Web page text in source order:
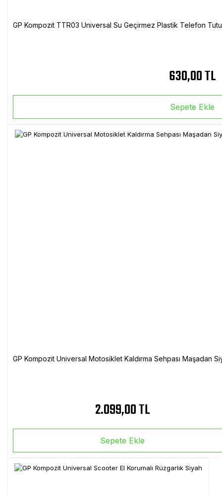
GP Kompozit TTR03 Universal Su Geçirmez Plastik Telefon
630,00 TL
Sepete Ekle
GP Kompozit Universal Motosiklet Kaldırma Sehpası Maşadan
2.099,00 TL
Sepete Ekle